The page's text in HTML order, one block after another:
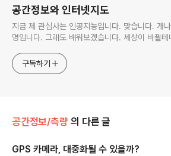
공간정보와 인터넷지도
지금 제 관심사는 인공지능입니다. 맞습니다. 개
명입니다. 그래도 배워보겠습니다. 세상이 바뀔테
구독하기
공간정보/측량 의 다른 글
GPS 카메라, 대중화될 수 있을까?